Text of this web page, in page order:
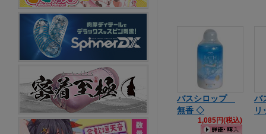
バスシロップ
無香 ◇
1,085円(税込)
バ
リ